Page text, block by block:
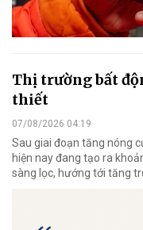
Thị trường bất
thiết
07/08/2026 04:19
Sau giai đoạn tăng nóng
hiện nay đang tạo ra
sàng lọc, hướng tới tăng